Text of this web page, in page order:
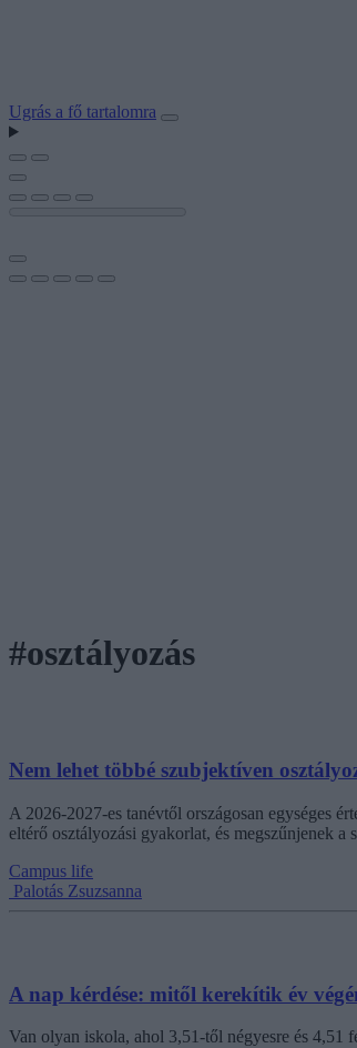
Ugrás a fő tartalomra
#osztályozás
Nem lehet többé szubjektíven
A 2026-2027-es tanévtől országosan egységes
eltérő osztályozási gyakorlat, és megszűnjenek
Campus life
Palotás Zsuzsanna
A nap kérdése: mitől kerekítik év
Van olyan iskola, ahol 3,51-től négyesre és 4,51